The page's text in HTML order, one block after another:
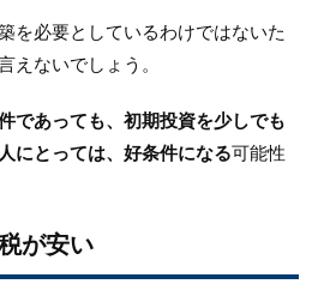
を必要としているわけではないた
えないでしょう。
であっても、初期投資を少しでも
にとっては、好条件になる可能性
が安い